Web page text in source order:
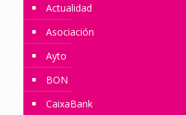
Actualidad
Asociación
Ayto
BON
CaixaBank